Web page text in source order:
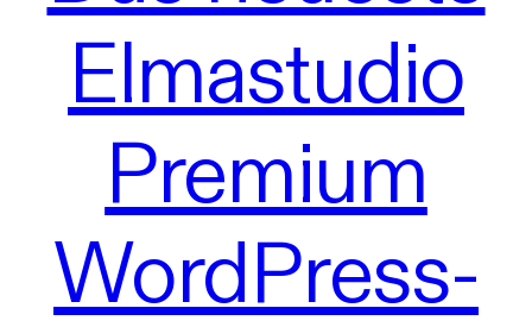
Elmastudio
Premium
WordPress-